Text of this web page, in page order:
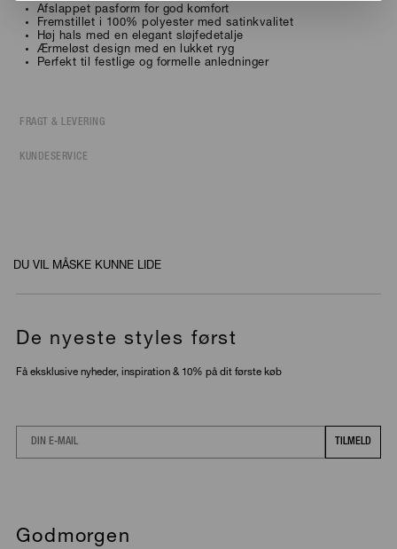
Afslappet pasform for god komfort
Fremstillet i 100% polyester med satinkvalitet
Høj hals med en elegant sløjfedetalje
Ærmeløst design med en lukket ryg
Perfekt til festlige og formelle anledninger
FRAGT & LEVERING
KUNDESERVICE
DU VIL MÅSKE KUNNE LIDE
Godmorgen
De nyeste styles først
Få eksklusive nyheder, inspiration & 10% på dit første køb
Email
TILMELD